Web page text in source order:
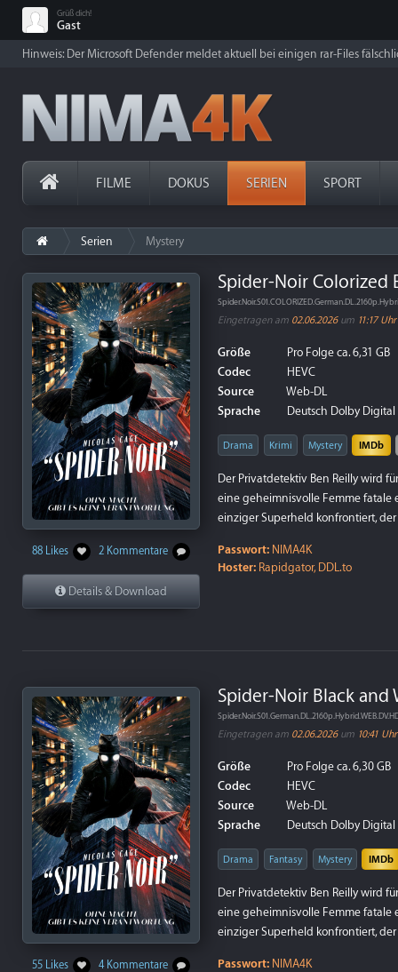
Grüß dich!
Gast
Hinweis: Der Microsoft Defender meldet aktuell bei einigen rar-Files
FILME DOKUS SERIEN SPORT
Serien Mystery
88 Likes 2 Kommentare
Details & Download
Spider-Noir Colorized
Eingetragen am 02.06.2026um 11:17 Uhr
Größe
Pro Folge ca. 6,31 GB
Codec
HEVC
Source
Web-DL
Sprache
Deutsch Dolby Digital
Drama Krimi Mystery IMDb
Der Privatdetektiv Ben Reilly wird
eine geheimnisvolle Femme fatale
einziger Superheld konfrontiert,
Passwort: NIMA4K
Hoster: Rapidgator, DDL.to
55 Likes 4 Kommentare
Spider-Noir Black and
Eingetragen am 02.06.2026um 10:41 Uhr
Größe
Pro Folge ca. 6,30 GB
Codec
HEVC
Source
Web-DL
Sprache
Deutsch Dolby Digital
Drama Fantasy Mystery IMDb
Der Privatdetektiv Ben Reilly wird
eine geheimnisvolle Femme fatale
einziger Superheld konfrontiert,
Passwort: NIMA4K